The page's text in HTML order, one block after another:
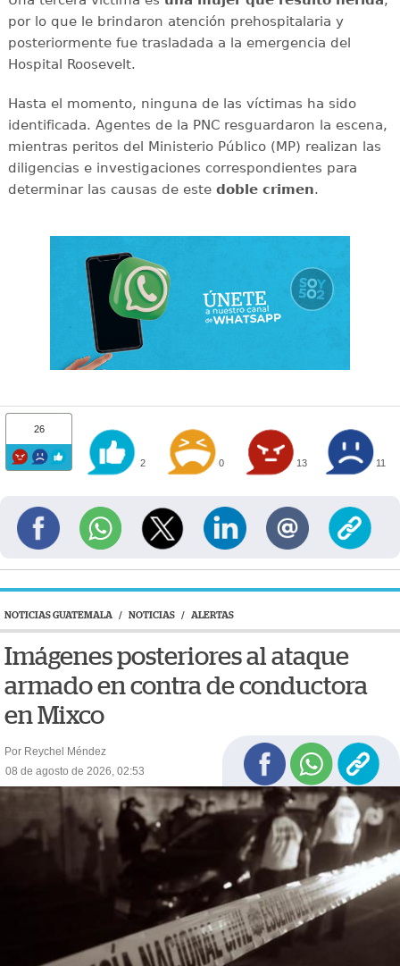
por lo que le brindaron atención prehospitalaria y
posteriormente fue trasladada a la emergencia del
Hospital Roosevelt.
Hasta el momento, ninguna de las víctimas ha sido
identificada. Agentes de la PNC resguardaron la escena,
mientras peritos del Ministerio Público (MP) realizan las
diligencias e investigaciones correspondientes para
determinar las causas de este doble crimen.
26
2 0 13 11
NOTICIAS GUATEMALA / NOTICIAS / ALERTAS
Imágenes posteriores al ataque
armado en contra de conductora
en Mixco
Por Reychel Méndez
08 de agosto de 2026, 02:53